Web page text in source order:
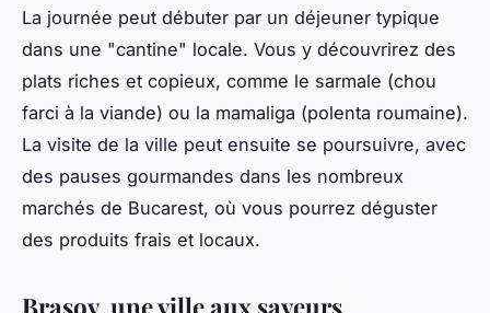
La journée peut débuter par un déjeuner typique
dans une "cantine" locale. Vous y découvrirez des
plats riches et copieux, comme le sarmale (chou
farci à la viande) ou la mamaliga (polenta roumaine).
La visite de la ville peut ensuite se poursuivre, avec
des pauses gourmandes dans les nombreux
marchés de Bucarest, où vous pourrez déguster
des produits frais et locaux.